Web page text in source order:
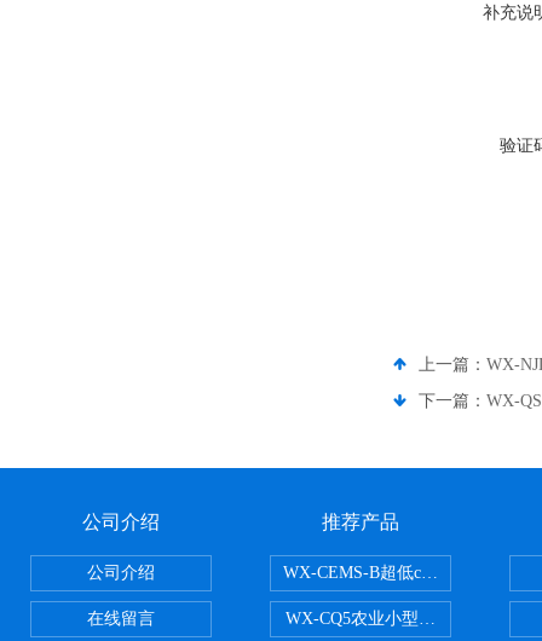
补充说
验证
上一篇： WX-
下一篇： WX-
公司介绍
公司介绍
在线留言
推荐产品
WX-CEMS-B超低cems烟气监测系
WX-CQ5农业小型气象站